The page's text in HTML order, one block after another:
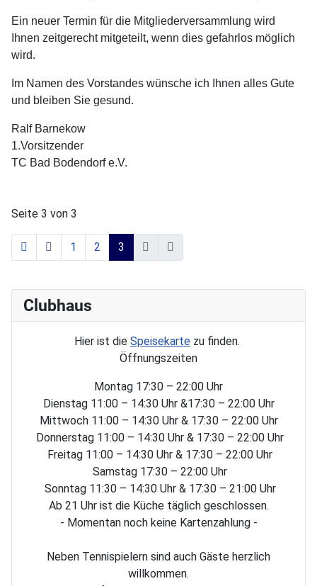
Ein neuer Termin für die Mitgliederversammlung wird
Ihnen zeitgerecht mitgeteilt, wenn dies gefahrlos möglich
wird.
Im Namen des Vorstandes wünsche ich Ihnen alles Gute
und bleiben Sie gesund.
Ralf Barnekow
1.Vorsitzender
TC Bad Bodendorf e.V.
Seite 3 von 3
1 2 3
Clubhaus
Hier ist die Speisekarte zu finden.
Öffnungszeiten
Montag 17:30 – 22:00 Uhr
Dienstag 11:00 – 14:30 Uhr &17:30 – 22:00 Uhr
Mittwoch 11:00 – 14:30 Uhr & 17:30 – 22:00 Uhr
Donnerstag 11:00 – 14:30 Uhr & 17:30 – 22:00 Uhr
Freitag 11:00 – 14:30 Uhr & 17:30 – 22:00 Uhr
Samstag 17:30 – 22:00 Uhr
Sonntag 11:30 – 14:30 Uhr & 17:30 – 21:00 Uhr
Ab 21 Uhr ist die Küche täglich geschlossen.
- Momentan noch keine Kartenzahlung -
Neben Tennispielern sind auch Gäste herzlich
willkommen.